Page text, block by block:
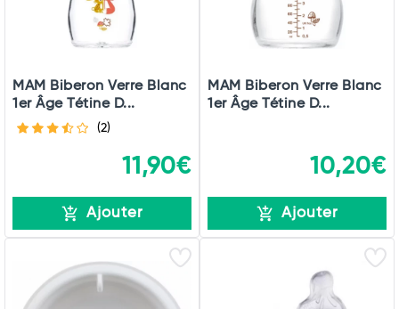
MAM Biberon Verre Blanc
1er Âge Tétine D...
(2)
11,90€
Ajouter
MAM Biberon Verre Blanc
1er Âge Tétine D...
10,20€
Ajouter